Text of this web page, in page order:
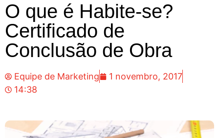
O que é Habite-se?
Certificado de
Conclusão de Obra
Equipe de Marketing
1 novembro, 2017
14:38